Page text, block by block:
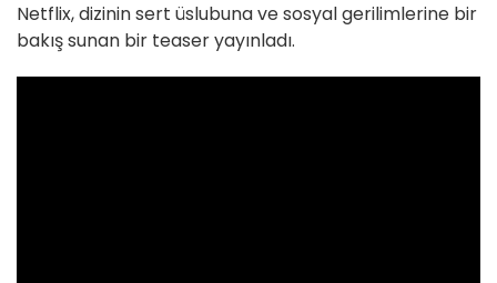
Netflix, dizinin sert üslubuna ve sosyal gerilimlerine bir
bakış sunan bir teaser yayınladı.